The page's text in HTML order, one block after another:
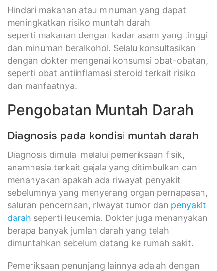
Hindari makanan atau minuman yang dapat
meningkatkan risiko muntah darah
seperti makanan dengan kadar asam yang tinggi
dan minuman beralkohol. Selalu konsultasikan
dengan dokter mengenai konsumsi obat-obatan,
seperti obat antiinflamasi steroid terkait risiko
dan manfaatnya.
Pengobatan Muntah Darah
Diagnosis pada kondisi muntah darah
Diagnosis dimulai melalui pemeriksaan fisik,
anamnesia terkait gejala yang ditimbulkan dan
menanyakan apakah ada riwayat penyakit
sebelumnya yang menyerang organ pernapasan,
saluran pencernaan, riwayat tumor dan penyakit
darah seperti leukemia. Dokter juga menanyakan
berapa banyak jumlah darah yang telah
dimuntahkan sebelum datang ke rumah sakit.
Pemeriksaan penunjang lainnya adalah dengan